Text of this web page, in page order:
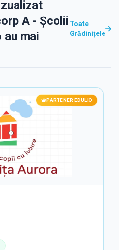
A - Școlii
au mai
Toate
Grădinițele
PARTENER EDULIO